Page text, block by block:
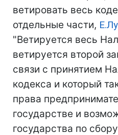
ветировать весь
отдельные части,
"Ветируется весь
ветируется второй
связи с принятием
кодекса и который
права
государстве и
государства по